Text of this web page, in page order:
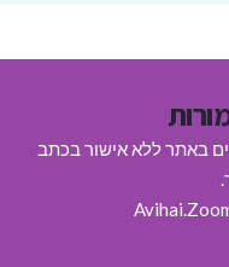
באתר ללא אישור בכתב